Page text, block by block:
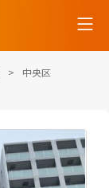
中央区